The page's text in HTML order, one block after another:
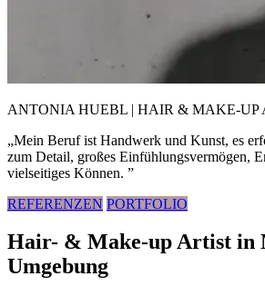
ANTONIA HUEBL | HAIR & MAKE-UP
„Mein Beruf ist Handwerk und Kunst, es
zum Detail, großes Einfühlungsvermögen,
vielseitiges Können. ”
REFERENZEN PORTFOLIO
Hair- & Make-up Artist in
Umgebung